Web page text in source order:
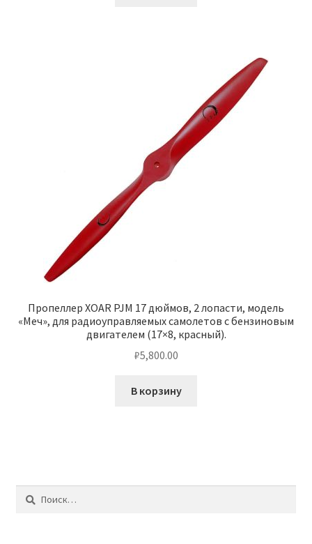
Пропеллер XOAR PJM 17 дюймов, 2 лопасти, модель
«Меч», для радиоуправляемых самолетов с бензиновым
двигателем (17×8, красный).
₽5,800.00
В корзину
Найти: